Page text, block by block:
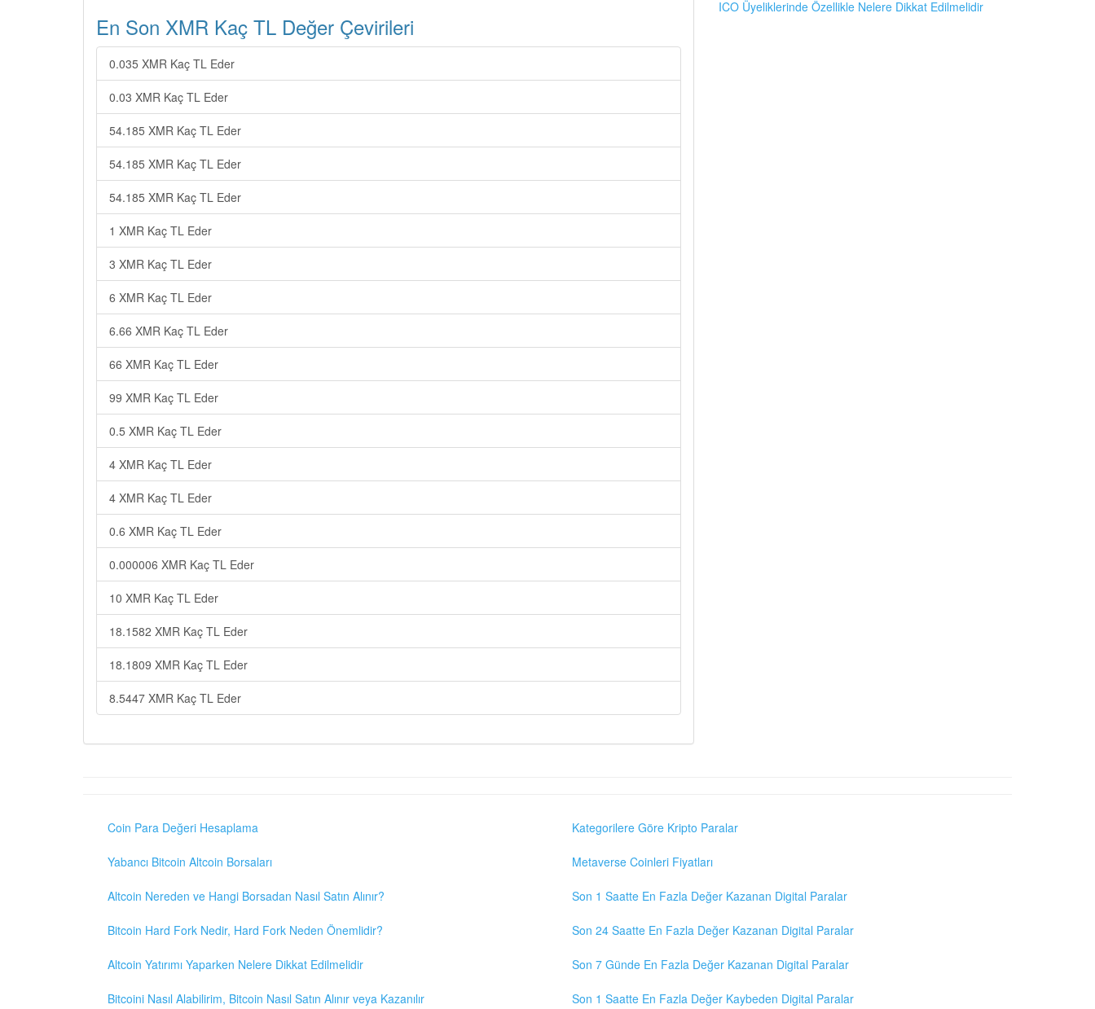
En Son XMR Kaç TL Değer Çevirileri
0.035 XMR Kaç TL Eder
0.03 XMR Kaç TL Eder
54.185 XMR Kaç TL Eder
54.185 XMR Kaç TL Eder
54.185 XMR Kaç TL Eder
1 XMR Kaç TL Eder
3 XMR Kaç TL Eder
6 XMR Kaç TL Eder
6.66 XMR Kaç TL Eder
66 XMR Kaç TL Eder
99 XMR Kaç TL Eder
0.5 XMR Kaç TL Eder
4 XMR Kaç TL Eder
4 XMR Kaç TL Eder
0.6 XMR Kaç TL Eder
0.000006 XMR Kaç TL Eder
10 XMR Kaç TL Eder
18.1582 XMR Kaç TL Eder
18.1809 XMR Kaç TL Eder
8.5447 XMR Kaç TL Eder
ICO Üyeliklerinde Özellikle Nelere Dikkat Edilmelidir
Coin Para Değeri Hesaplama
Yabancı Bitcoin Altcoin Borsaları
Altcoin Nereden ve Hangi Borsadan Nasıl Satın Alınır?
Bitcoin Hard Fork Nedir, Hard Fork Neden Önemlidir?
Altcoin Yatırımı Yaparken Nelere Dikkat Edilmelidir
Bitcoini Nasıl Alabilirim, Bitcoin Nasıl Satın Alınır veya Kazanılır
Kategorilere Göre Kripto Paralar
Metaverse Coinleri Fiyatları
Son 1 Saatte En Fazla Değer Kazanan Digital Paralar
Son 24 Saatte En Fazla Değer Kazanan Digital Paralar
Son 7 Günde En Fazla Değer Kazanan Digital Paralar
Son 1 Saatte En Fazla Değer Kaybeden Digital Paralar